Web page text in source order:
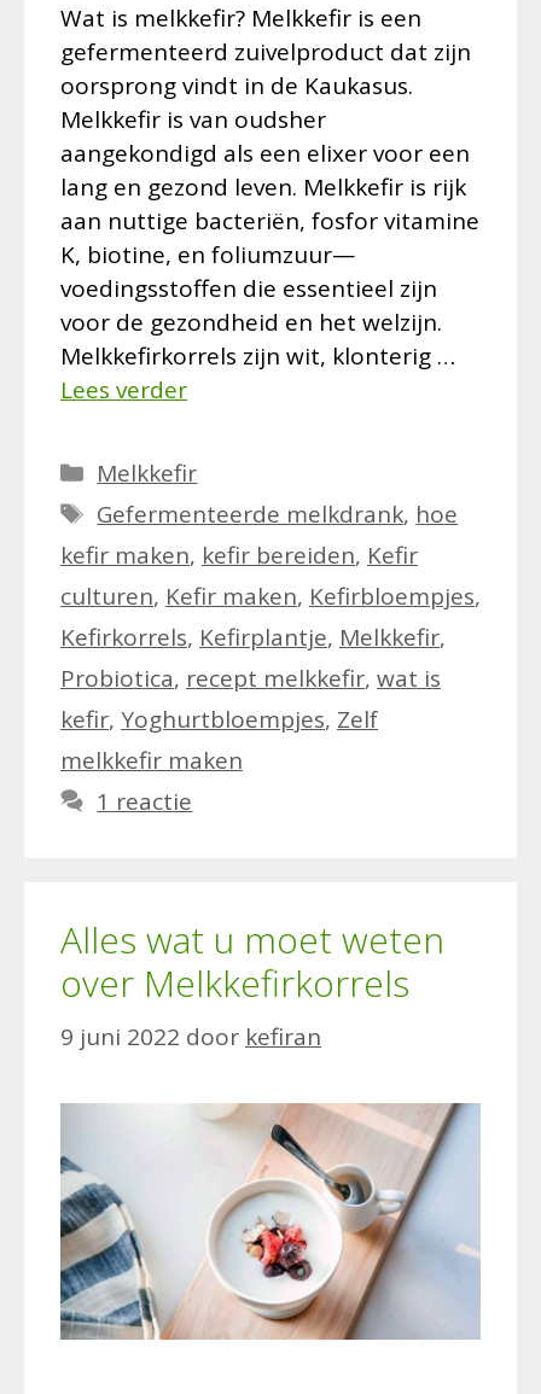
Wat is melkkefir? Melkkefir is een
gefermenteerd zuivelproduct dat zijn
oorsprong vindt in de Kaukasus.
Melkkefir is van oudsher
aangekondigd als een elixer voor een
lang en gezond leven. Melkkefir is rijk
aan nuttige bacteriën, fosfor vitamine
K, biotine, en foliumzuur—
voedingsstoffen die essentieel zijn
voor de gezondheid en het welzijn.
Melkkefirkorrels zijn wit, klonterig …
Lees verder
Categorieën
Melkkefir
Tags
Gefermenteerde melkdrank, hoe
kefir maken, kefir bereiden, Kefir
culturen, Kefir maken, Kefirbloempjes,
Kefirkorrels, Kefirplantje, Melkkefir,
Probiotica, recept melkkefir, wat is
kefir, Yoghurtbloempjes, Zelf
melkkefir maken
1 reactie
Alles wat u moet weten
over Melkkefirkorrels
9 juni 2022 door kefiran